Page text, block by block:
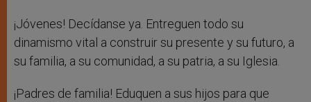
¡Jóvenes! Decídanse ya. Entreguen todo su
dinamismo vital a construir su presente y su futuro, a
su familia, a su comunidad, a su patria, a su Iglesia.
¡Padres de familia! Eduquen a sus hijos para que